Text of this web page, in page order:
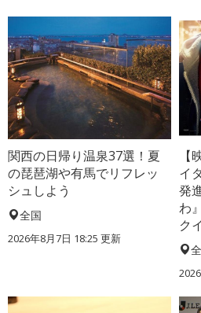
関西の日帰り温泉37選！夏
の琵琶湖や有馬でリフレッ
シュしよう
全国
2026年8月7日 18:25 更新
イ
発
わ
ク